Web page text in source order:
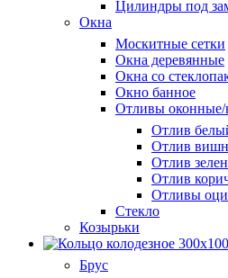
Цилиндры под
Окна
Москитные сетки
Окна деревянные
Окна со
Окно банное
Отливы оконные/
Отлив
Отлив
Отлив
Отлив
Отливы
Стекло
Козырьки
Брус